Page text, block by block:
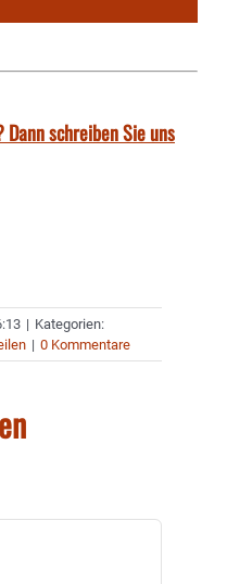
schreiben Sie uns
| Kategorien:
| 0 Kommentare